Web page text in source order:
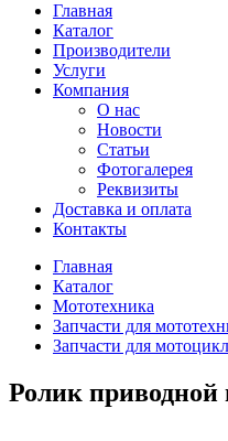
Главная
Каталог
Производители
Услуги
Компания
О нас
Новости
Статьи
Фотогалерея
Реквизиты
Доставка и оплата
Контакты
Главная
Каталог
Мототехника
Запчасти для
Запчасти для
Ролик